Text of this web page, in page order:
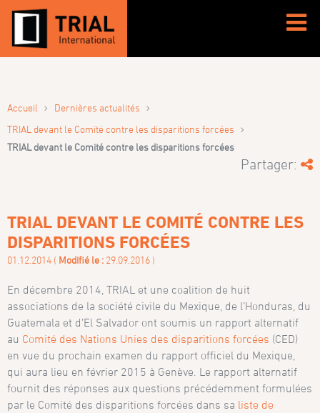
Accueil › Dernières actualités ›
TRIAL devant le Comité contre les disparitions forcées ›
TRIAL devant le Comité contre les disparitions forcées
Partager:
TRIAL DEVANT LE COMITÉ CONTRE LES
DISPARITIONS FORCÉES
01.12.2014 ( Modifié le : 29.09.2016 )
En décembre 2014, TRIAL et une coalition de huit
associations de la société civile du Mexique, de l’Honduras, du
Guatemala et d’El Salvador ont soumis un rapport alternatif
au Comité des Nations Unies des disparitions forcées (CED)
en vue du prochain examen du rapport officiel du Mexique,
qui aura lieu en février 2015 à Genève. Le rapport alternatif
fournit des réponses aux questions précédemment formulées
par le Comité des disparitions forcées dans sa liste de